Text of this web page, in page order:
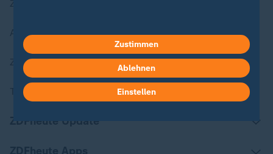
Aktuelle Sendungs-Videos
ZDFheute Stories
Themen im Überblick
ZDFheute Update
Zustimmen
Ablehnen
Einstellen